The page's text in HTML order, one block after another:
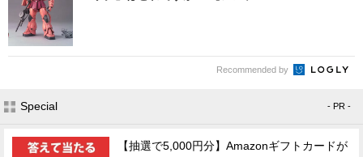
Recommended by
Special - PR -
【抽選で5,000円分】Amazonギフトカードが